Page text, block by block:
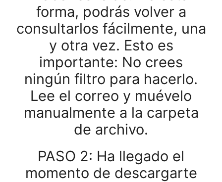
forma, podrás volver a
consultarlos fácilmente, una
y otra vez. Esto es
importante: No crees
ningún filtro para hacerlo.
Lee el correo y muévelo
manualmente a la carpeta
de archivo.
PASO 2: Ha llegado el
momento de descargarte